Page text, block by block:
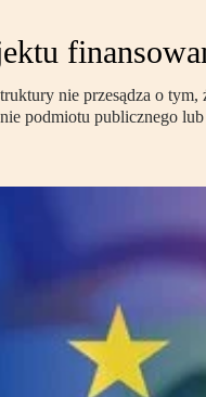
nie przesądza o
podmiotu publicznego